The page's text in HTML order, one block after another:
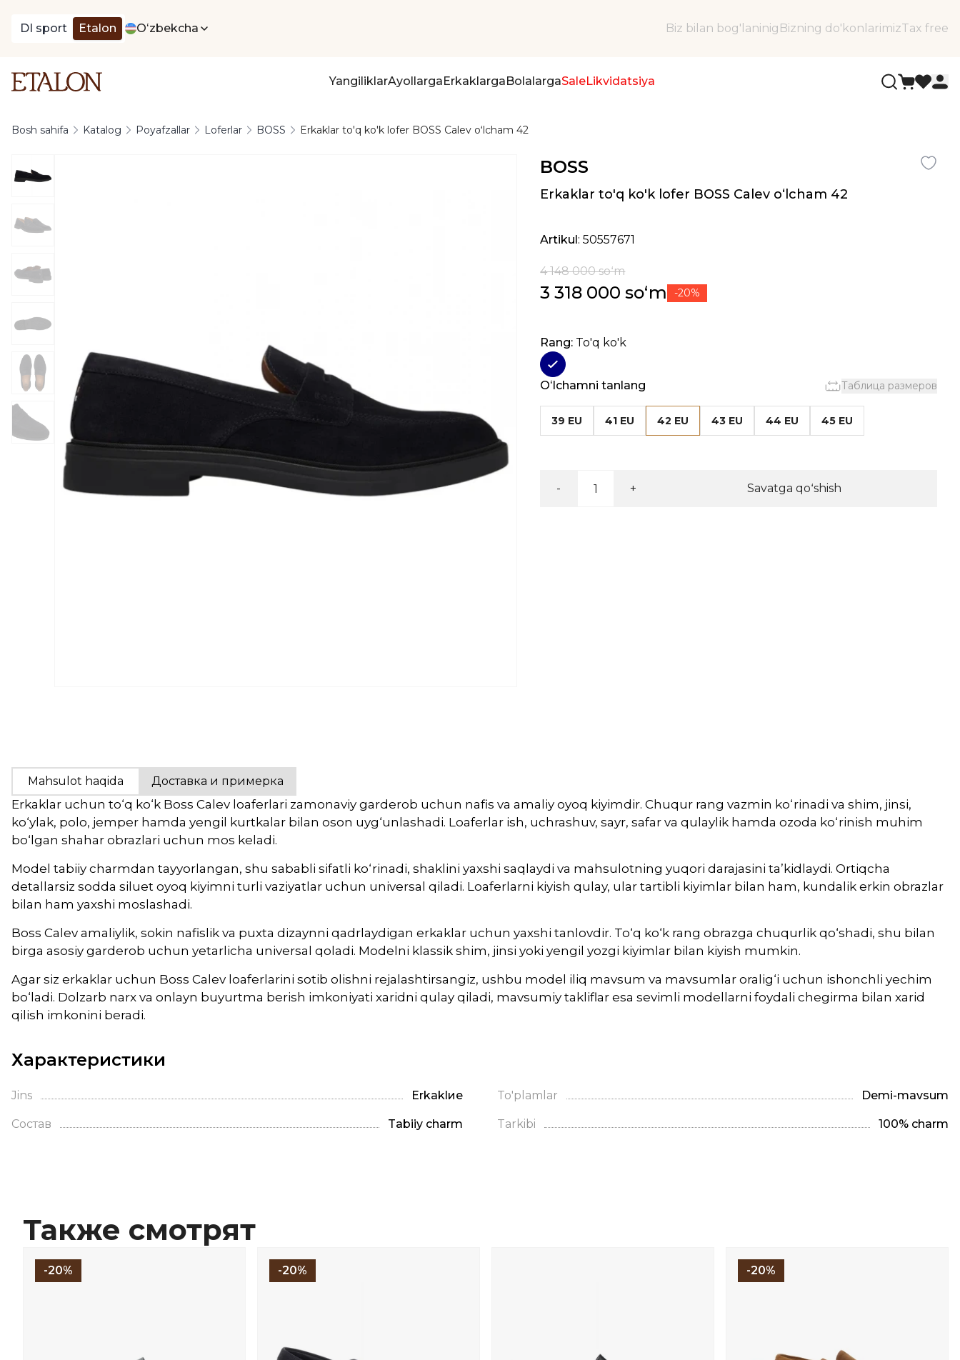
DI sport Etalon Oʻzbekcha Biz bilan bog'laninig Bizning do'konlarimizTax free
YangiliklarAyollargaErkaklargaBolalargaSaleLikvidatsiya
Bosh sahifa Katalog Poyafzallar Loferlar BOSS Erkaklar to'q ko'k lofer BOSS Calev oʻlcham 42
BOSS
Erkaklar to'q ko'k lofer BOSS Calev oʻlcham 42
Artikul: 50557671
4 148 000 soʻm
3 318 000 soʻm -20%
Rang: To'q ko'k
Oʻlchamni tanlang Таблица размеров
39 EU 41 EU 42 EU 43 EU 44 EU 45 EU
- + Savatga qoʻshish
Mahsulot haqida Доставка и примерка
Erkaklar uchun to‘q ko‘k Boss Calev loaferlari zamonaviy garderob uchun nafis va amaliy oyoq kiyimdir. Chuqur rang vazmin ko‘rinadi va shim, jinsi,
ko‘ylak, polo, jemper hamda yengil kurtkalar bilan oson uyg‘unlashadi. Loaferlar ish, uchrashuv, sayr, safar va qulaylik hamda ozoda ko‘rinish muhim
bo‘lgan shahar obrazlari uchun mos keladi.
Model tabiiy charmdan tayyorlangan, shu sababli sifatli ko‘rinadi, shaklini yaxshi saqlaydi va mahsulotning yuqori darajasini ta’kidlaydi. Ortiqcha
detallarsiz sodda siluet oyoq kiyimni turli vaziyatlar uchun universal qiladi. Loaferlarni kiyish qulay, ular tartibli kiyimlar bilan ham, kundalik erkin obrazlar
bilan ham yaxshi moslashadi.
Boss Calev amaliylik, sokin nafislik va puxta dizaynni qadrlaydigan erkaklar uchun yaxshi tanlovdir. To‘q ko‘k rang obrazga chuqurlik qo‘shadi, shu bilan
birga asosiy garderob uchun yetarlicha universal qoladi. Modelni klassik shim, jinsi yoki yengil yozgi kiyimlar bilan kiyish mumkin.
Agar siz erkaklar uchun Boss Calev loaferlarini sotib olishni rejalashtirsangiz, ushbu model iliq mavsum va mavsumlar oralig‘i uchun ishonchli yechim
bo‘ladi. Dolzarb narx va onlayn buyurtma berish imkoniyati xaridni qulay qiladi, mavsumiy takliflar esa sevimli modellarni foydali chegirma bilan xarid
qilish imkonini beradi.
Характеристики
Jins Erkaklие To'plamlar Demi-mavsum
Состав Tabiiy charm Tarkibi 100% charm
Также смотрят
-20% -20% -20%